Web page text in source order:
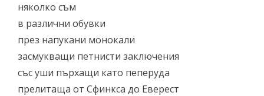
няколко съм
в различни обувки
през напукани монокали
засмукващи петнисти заключения
със уши пърхащи като пеперуда
прелитаща от Сфинкса до Еверест